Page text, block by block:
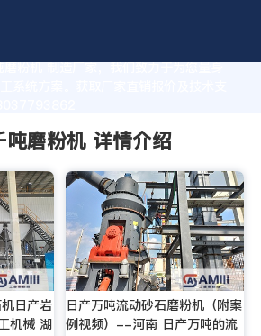
粉机 制造厂家，我们致力于为您量身
系统方案。获取厂家直销报价及技术支
吨磨粉机 详情介绍
日产岩
机械 湖
日产万吨流动砂石磨粉机（附案
例视频）--河南 日产万吨的流